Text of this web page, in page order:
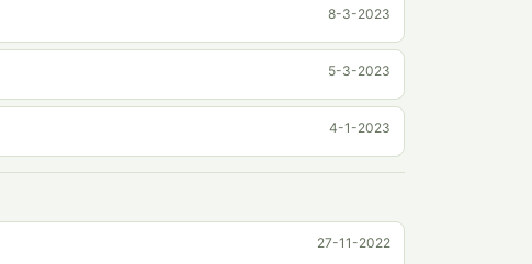
8-3-2023
5-3-2023
4-1-2023
27-11-2022